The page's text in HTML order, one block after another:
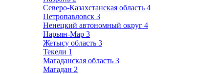
Северо-Казахстанская область 4
Петропавловск 3
Ненецкий автономный округ 4
Нарьян-Мар 3
Жетысу область 3
Текели 1
Магаданская область 3
Магадан 2